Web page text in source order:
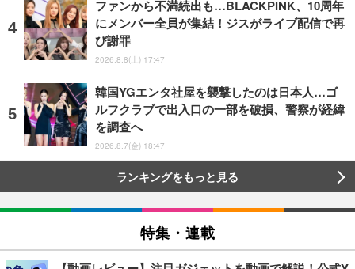
ファンから不満続出も…BLACKPINK、10周年
にメンバー全員が集結！ジスがライブ配信で再
び謝罪
2026.8.8(土) 17:47
韓国YGエンタ社屋を襲撃したのは日本人…ゴ
ルフクラブで出入口の一部を破損、警察が経緯
を調査へ
2026.8.7(金) 18:47
ランキングをもっと見る
特集・連載